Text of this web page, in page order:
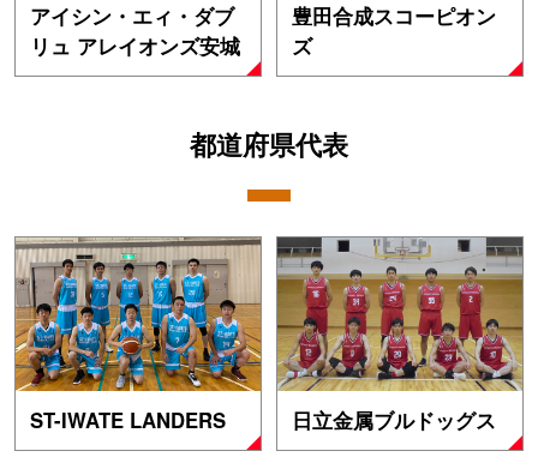
アイシン・エィ・ダブ
リュ アレイオンズ安城
豊田合成スコーピオン
ズ
都道府県代表
ST-IWATE LANDERS 日立金属ブルドッグス